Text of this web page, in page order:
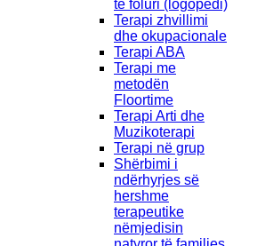
të foluri (logopedi)
Terapi zhvillimi
dhe okupacionale
Terapi ABA
Terapi me
metodën
Floortime
Terapi Arti dhe
Muzikoterapi
Terapi në grup
Shërbimi i
ndërhyrjes së
hershme
terapeutike
nëmjedisin